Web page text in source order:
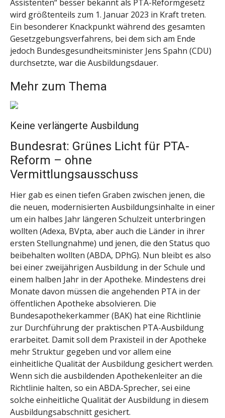
Assistenten“ besser bekannt als PTA-Reformgesetz
wird größtenteils zum 1. Januar 2023 in Kraft treten.
Ein besonderer Knackpunkt während des gesamten
Gesetzgebungsverfahrens, bei dem sich am Ende
jedoch Bundesgesundheitsminister Jens Spahn (CDU)
durchsetzte, war die Ausbildungsdauer.
Mehr zum Thema
Keine verlängerte Ausbildung
Bundesrat: Grünes Licht für PTA-
Reform – ohne
Vermittlungsausschuss
Hier gab es einen tiefen Graben zwischen jenen, die
die neuen, modernisierten Ausbildungsinhalte in einer
um ein halbes Jahr längeren Schulzeit unterbringen
wollten (Adexa, BVpta, aber auch die Länder in ihrer
ersten Stellungnahme) und jenen, die den Status quo
beibehalten wollten (ABDA, DPhG). Nun bleibt es also
bei einer zweijährigen Ausbildung in der Schule und
einem halben Jahr in der Apotheke. Mindestens drei
Monate davon müssen die angehenden PTA in der
öffentlichen Apotheke absolvieren. Die
Bundesapothekerkammer (BAK) hat eine Richtlinie
zur Durchführung der praktischen PTA-Ausbildung
erarbeitet. Damit soll dem Praxisteil in der Apotheke
mehr Struktur gegeben und vor allem eine
einheitliche Qualität der Ausbildung gesichert werden.
Wenn sich die ausbildenden Apothekenleiter an die
Richtlinie halten, so ein ABDA-Sprecher, sei eine
solche einheitliche Qualität der Ausbildung in diesem
Ausbildungsabschnitt gesichert.